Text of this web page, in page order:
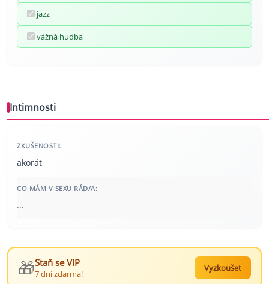
jazz
vážná hudba
Intimnosti
ZKUŠENOSTI:
akorát
CO MÁM V SEXU RÁD/A:
...
🎁Staň se VIP
7 dní zdarma!
Vyzkoušet